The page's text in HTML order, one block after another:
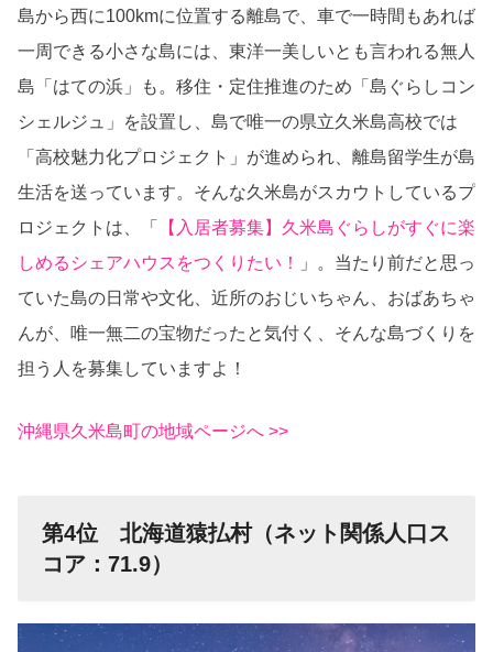
島から西に100kmに位置する離島で、車で一時間もあれば
一周できる小さな島には、東洋一美しいとも言われる無人
島「はての浜」も。移住・定住推進のため「島ぐらしコン
シェルジュ」を設置し、島で唯一の県立久米島高校では
「高校魅力化プロジェクト」が進められ、離島留学生が島
生活を送っています。そんな久米島がスカウトしているプ
ロジェクトは、「
【入居者募集】久米島ぐらしがすぐに楽
しめるシェアハウスをつくりたい！
」。当たり前だと思っ
ていた島の日常や文化、近所のおじいちゃん、おばあちゃ
んが、唯一無二の宝物だったと気付く、そんな島づくりを
担う人を募集していますよ！
沖縄県久米島町の地域ページへ >>
第4位 北海道猿払村（ネット関係人口ス
コア：71.9）